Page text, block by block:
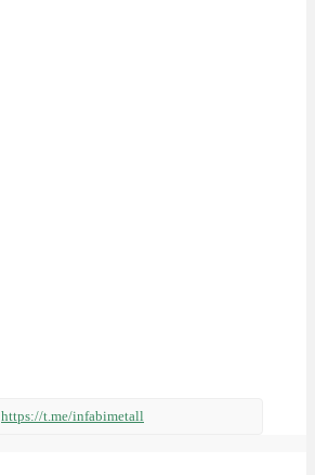
https://t.me/infabimetall